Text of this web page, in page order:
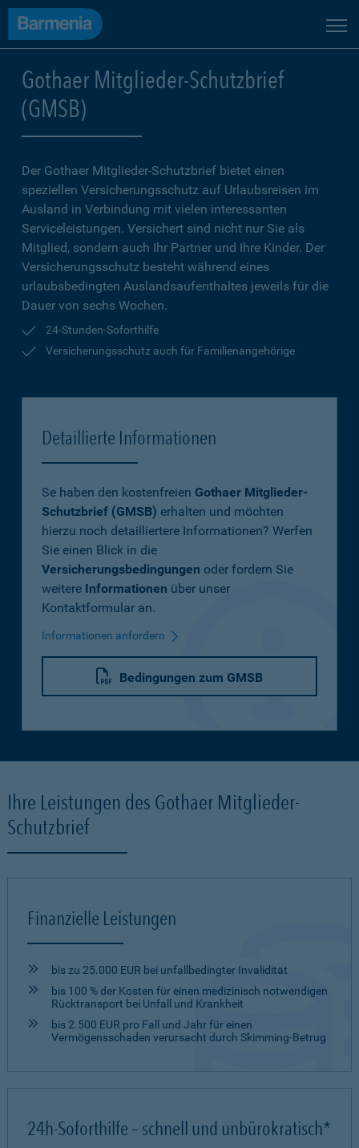
Gothaer Mitglieder-Schutzbrief
(GMSB)
Der Gothaer Mitglieder-Schutz­brief bietet einen
speziellen Versicherungsschutz auf Urlaubsreisen im
Ausland in Verbindung mit vielen interessanten
Serviceleistungen. Versichert sind nicht nur Sie als
Mitglied, sondern auch Ihr Partner und Ihre Kinder. Der
Versicherungsschutz besteht während eines
urlaubsbedingten Auslandsaufenthaltes jeweils für die
Dauer von sechs Wochen.
24-Stunden-Soforthilfe
Versicherungsschutz auch für Familienangehörige
Detaillierte Informationen
Se haben den kostenfreien Gothaer Mitglieder-
Schutzbrief (GMSB) erhalten und möchten
hierzu noch detailliertere Informationen? Werfen
Sie einen Blick in die
Versicherungsbedingungen oder fordern Sie
weitere Informationen über unser
Kontaktformular an.
Informationen anfordern
Bedingungen zum GMSB
Ihre Leistungen des Gothaer Mitglieder-
Schutzbrief
Finanzielle Leistungen
bis zu 25.000 EUR bei unfallbedingter Invalidität
bis 100 % der Kosten für einen medizinisch notwendigen
Rücktransport bei Unfall und Krankheit
bis 2.500 EUR pro Fall und Jahr für einen
Vermögensschaden verursacht durch Skimming-Betrug
24h-Soforthilfe – schnell und unbürokratisch*